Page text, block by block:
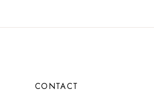
CONTACT